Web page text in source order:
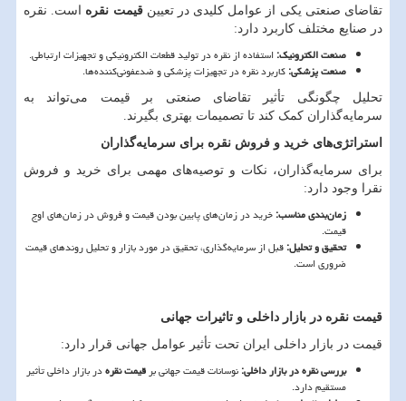
تقاضای صنعتی یکی از عوامل کلیدی در تعیینقیمت نقره است. نقره
در صنایع مختلف کاربرد دارد:
صنعت الکترونیک:استفاده از نقره در تولید قطعات الکترونیکی و تجهیزات ارتباطی.
صنعت پزشکی:کاربرد نقره در تجهیزات پزشکی و ضدعفونیکنندهها.
تحلیل چگونگی تأثیر تقاضای صنعتی بر قیمت میتواند به
سرمایهگذاران کمک کند تا تصمیمات بهتری بگیرند.
استراتژیهای خرید و فروش نقره برای سرمایهگذاران
برای سرمایهگذاران، نکات و توصیههای مهمی برای خرید و فروش
نقرا وجود دارد:
زمانبندی مناسب:خرید در زمانهای پایین بودن قیمت و فروش در زمانهای اوج
قیمت.
تحقیق و تحلیل:قبل از سرمایهگذاری، تحقیق در مورد بازار و تحلیل روندهای قیمت
ضروری است.
قیمت نقره در بازار داخلی و تاثیرات جهانی
قیمت در بازار داخلی ایران تحت تأثیر عوامل جهانی قرار دارد:
بررسی نقره در بازار داخلی:نوسانات قیمت جهانی بر قیمت نقرهدر بازار داخلی تأثیر
مستقیم دارد.